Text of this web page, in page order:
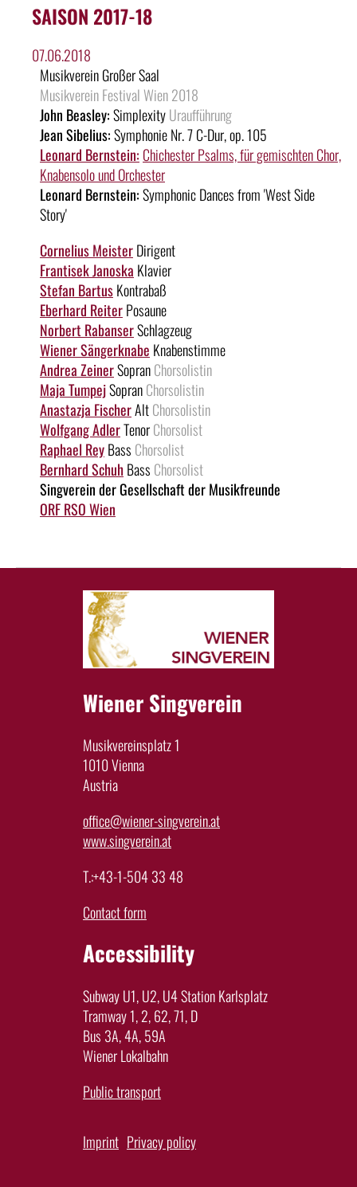
SAISON 2017-18
07.06.2018
Musikverein Großer Saal
Musikverein Festival Wien 2018
John Beasley:SimplexityUraufführung
Jean Sibelius:Symphonie Nr. 7 C-Dur, op. 105
Leonard Bernstein: Chichester Psalms, für gemischten Chor,
Knabensolo und Orchester
Leonard Bernstein:Symphonic Dances from 'West Side
Story'
Cornelius MeisterDirigent
Frantisek Janoska Klavier
Stefan BartusKontrabaß
Eberhard ReiterPosaune
Norbert RabanserSchlagzeug
Wiener Sängerknabe Knabenstimme
Andrea ZeinerSopranChorsolistin
Maja TumpejSopranChorsolistin
Anastazja FischerAltChorsolistin
Wolfgang AdlerTenorChorsolist
Raphael ReyBass Chorsolist
Bernhard SchuhBass Chorsolist
Singverein der Gesellschaft der Musikfreunde
ORF RSO Wien
Wiener Singverein
Musikvereinsplatz 1
1010 Vienna
Austria
office@wiener-singverein.at
www.singverein.at
T.:+43-1-504 33 48
Contact form
Accessibility
Subway U1, U2, U4 Station Karlsplatz
Tramway 1, 2, 62, 71, D
Bus 3A, 4A, 59A
Wiener Lokalbahn
Public transport
Imprint Privacy policy